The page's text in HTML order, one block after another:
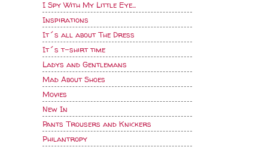
I Spy With My Little Eye...
Inspirations
It´s all about The Dress
It´s t-shirt time
Ladys and Gentlemans
Mad About Shoes
Movies
New In
Pants Trousers and Knickers
Philantropy